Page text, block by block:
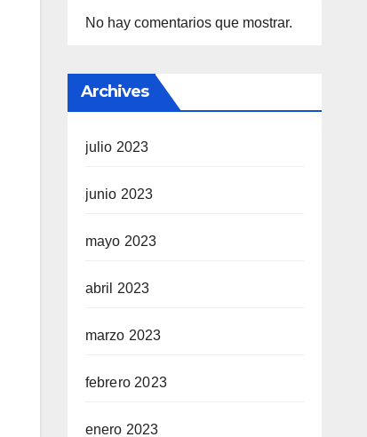
No hay comentarios que mostrar.
Archives
julio 2023
junio 2023
mayo 2023
abril 2023
marzo 2023
febrero 2023
enero 2023